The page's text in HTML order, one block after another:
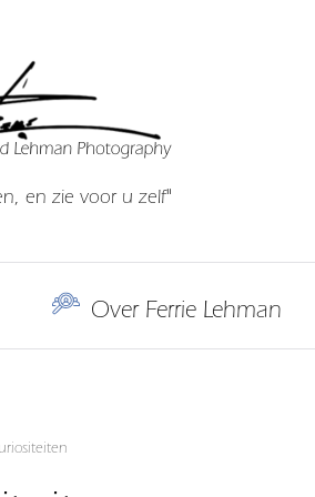
en zie voor u zelf"
Over Ferrie Lehman